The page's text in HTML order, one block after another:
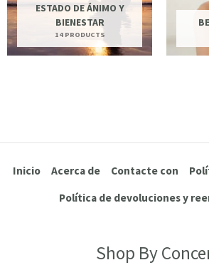
ESTADO DE ÁNIMO Y
BIENESTAR
14 PRODUCTS
Inicio Acerca de Contacte con
Política de devoluciones y
Shop By